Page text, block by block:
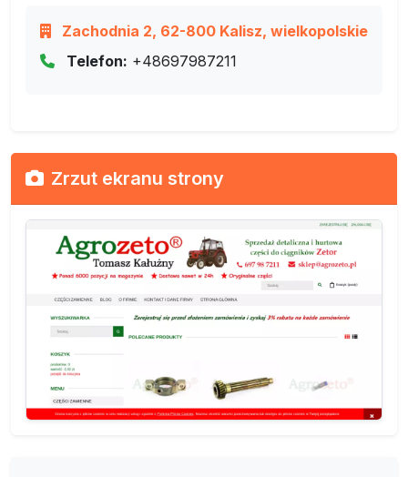
Zachodnia 2, 62-800 Kalisz, wielkopolskie
Telefon: +48697987211
Zrzut ekranu strony